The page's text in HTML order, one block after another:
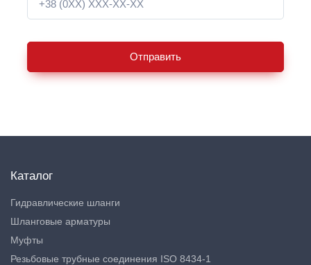
Отправить
Каталог
Гидравлические шланги
Шланговые арматуры
Муфты
Резьбовые трубные соединения ISO 8434-1